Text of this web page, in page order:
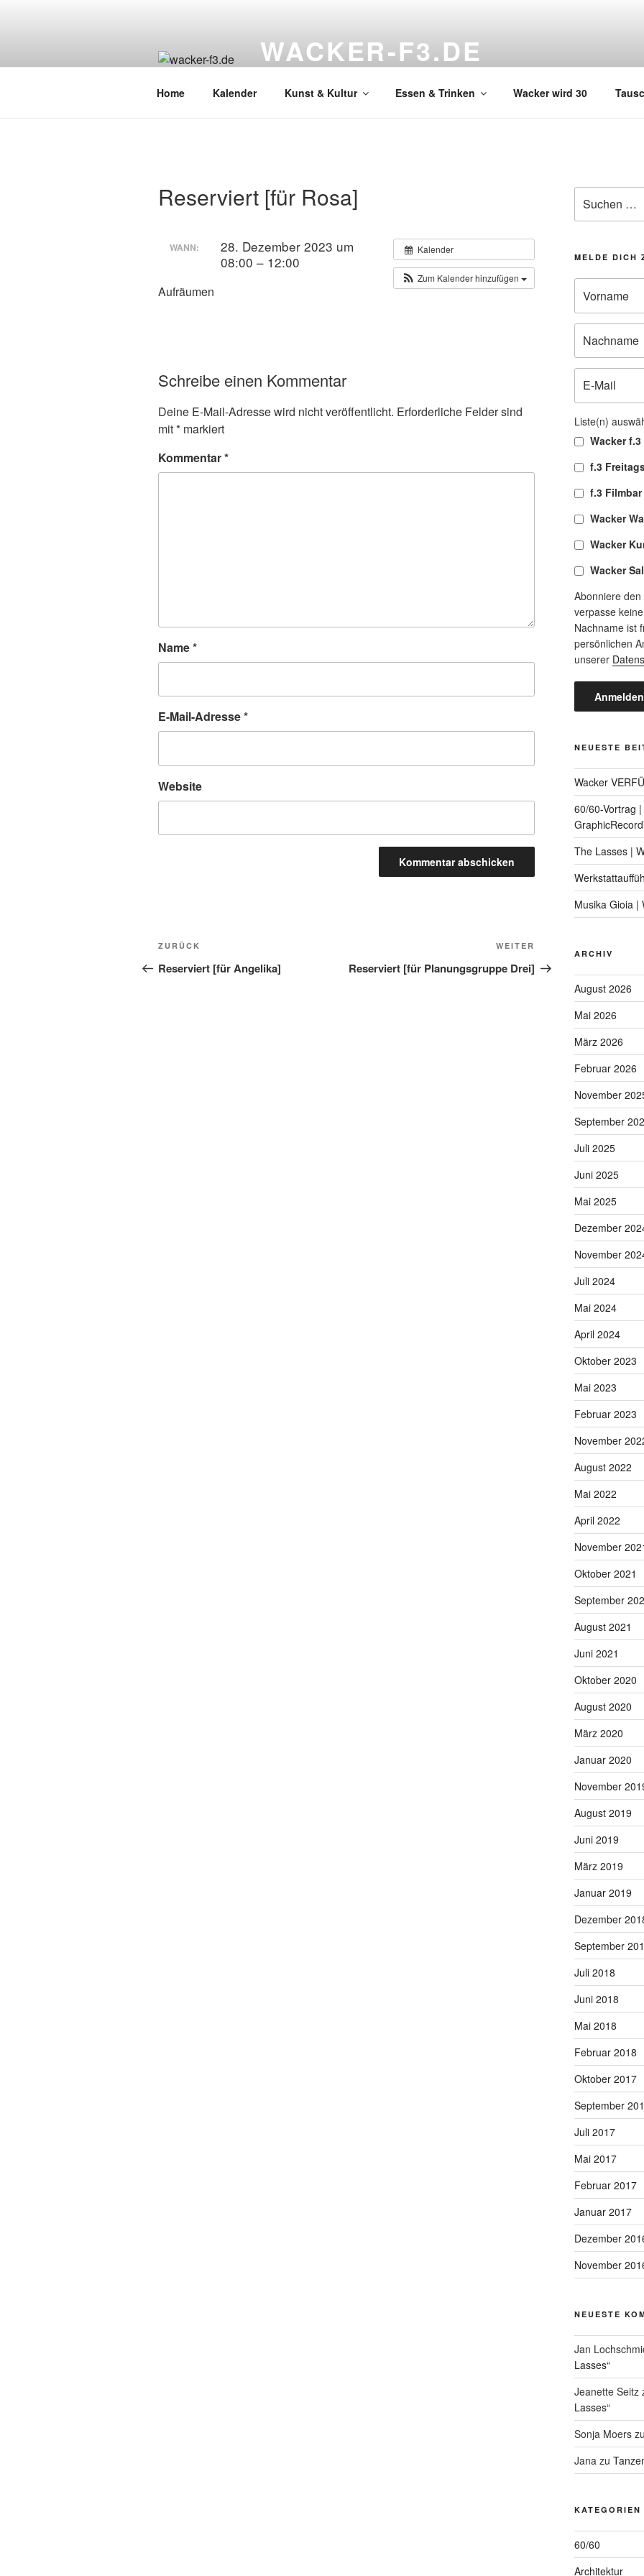
WACKER-F3.DE
Home Kalender Kunst & Kultur Essen & Trinken Wacker wird 30
Reserviert [für Rosa]
Kalender
Zum Kalender hinzufügen
WANN:
28. Dezember 2023 um
08:00 – 12:00
Aufräumen
Schreibe einen Kommentar
Deine E-Mail-Adresse wird nicht veröffentlicht. Erforderliche Felder sind
mit* markiert
Kommentar*
Name*
E-Mail-Adresse*
Website
Beitragsnavigation
Vorheriger
Beitrag
ZURÜCK
Reserviert [für Angelika]
Nächster
Beitrag
WEITER
Reserviert [für Planungsgruppe Drei]
nach:
MELDE DICH
Liste(n)
Wacker
f.3
f.3 Filmbar
Wacker
Wacker
Wacker
Abonniere
verpasse
Nachname ist
persönlichen
unserer
NEUESTE
Wacker
60/60-Vortrag
The Lasses |
Musika Gioia |
ARCHIV
August 2026
Mai 2026
März 2026
Februar 2026
November
September
Juli 2025
Juni 2025
Mai 2025
Dezember
November
Juli 2024
Mai 2024
April 2024
Oktober 2023
Mai 2023
Februar 2023
November
August 2022
Mai 2022
April 2022
November
Oktober 2021
September
August 2021
Juni 2021
Oktober 2020
August 2020
März 2020
Januar 2020
November
August 2019
Juni 2019
März 2019
Januar 2019
Dezember
September
Juli 2018
Juni 2018
Mai 2018
Februar 2018
Oktober 2017
September
Juli 2017
Mai 2017
Februar 2017
Januar 2017
Dezember
November
NEUESTE
Jan
Lasses“
Jeanette Seitz
Lasses“
Sonja Moers
Jana zu
KATEGORIEN
60/60
Architektur